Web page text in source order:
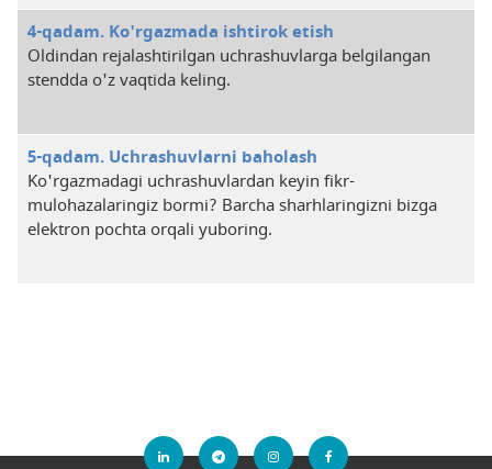
4-qadam. Ko'rgazmada ishtirok etish
Oldindan rejalashtirilgan uchrashuvlarga belgilangan
stendda o'z vaqtida keling.
5-qadam. Uchrashuvlarni baholash
Ko'rgazmadagi uchrashuvlardan keyin fikr-
mulohazalaringiz bormi? Barcha sharhlaringizni bizga
elektron pochta orqali yuboring.